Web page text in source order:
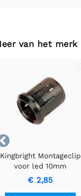
van het merk
Kingbright Montageclip
voor led 10mm
€ 2,85